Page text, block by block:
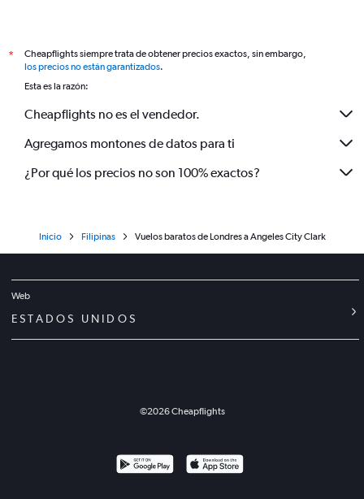
*
Cheapflights siempre trata de obtener precios exactos, sin embargo,
los precios no están garantizados.
Esta es la razón:
Cheapflights no es el vendedor.
Agregamos montones de datos para ti
¿Por qué los precios no son 100% exactos?
Inicio Filipinas Vuelos baratos de Londres a Angeles City Clark
Web
ESTADOS UNIDOS
©2026Cheapflights